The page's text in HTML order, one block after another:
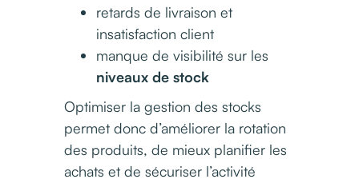
retards de livraison et
insatisfaction client
manque de visibilité sur les
niveaux de stock
Optimiser la gestion des stocks
permet donc d’améliorer la rotation
des produits, de mieux planifier les
achats et de sécuriser l’activité